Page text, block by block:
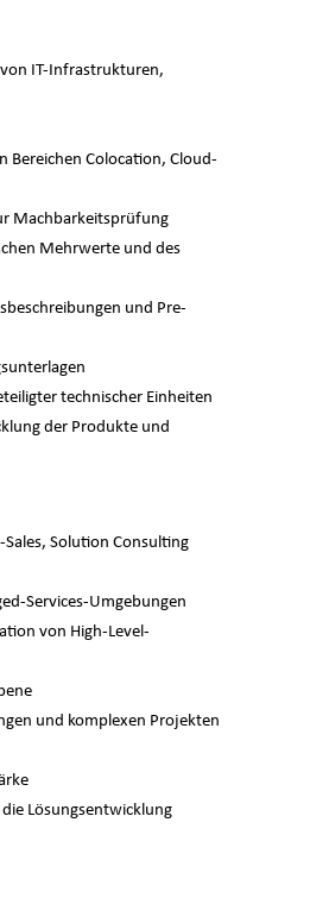
IT-Infrastrukturen,
Bereichen Colocation, Cloud-
Machbarkeitsprüfung
Mehrwerte und des
und Pre-
technischer Einheiten
der Produkte und
Solution Consulting
Services-Umgebungen
von High-Level-
und komplexen Projekten
Lösungsentwicklung